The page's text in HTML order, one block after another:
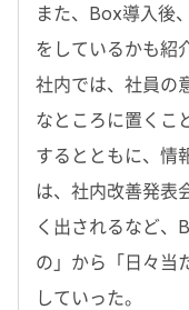
また、Box導入後
をしているかも紹
社内では、社員の
なところに置くこ
するとともに、情
は、社内改善発表
く出されるなど、
の」から「日々当
していった。